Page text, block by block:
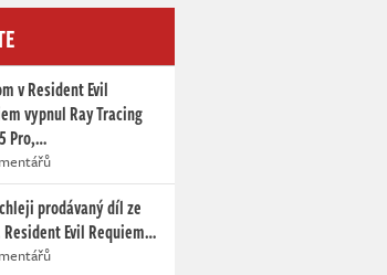
v Resident Evil
vypnul Ray Tracing
Pro,…
prodávaný díl ze
Evil Requiem…